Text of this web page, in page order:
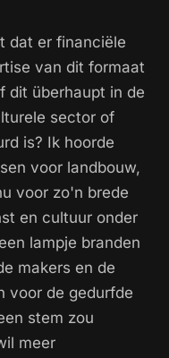
dat er financiële
van dit formaat
dit überhaupt in de
sector of
is? Ik hoorde
voor landbouw,
voor zo'n brede
en cultuur onder
lampje branden
makers en de
voor de gedurfde
stem zou
meer